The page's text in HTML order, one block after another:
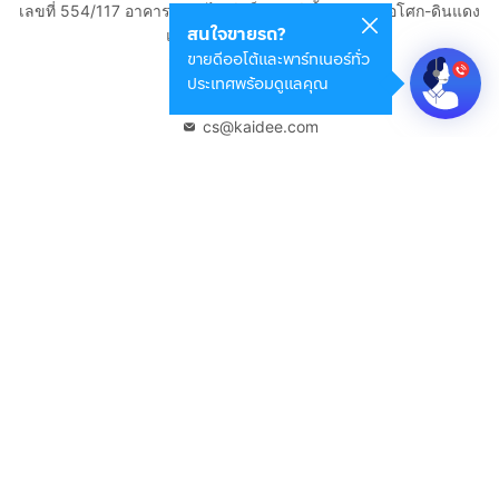
สนใจขายรถ?
ขายดีออโต้และพาร์ทเนอร์ทั่ว
ประเทศพร้อมดูแลคุณ
เลขที่ 554/117 อาคารสกายไนน์ เซ็นเตอร์ ชั้น 22 ถนนอโศก-ดินแดง
แขวงดินแดง เขตดินแดง
กรุงเทพมหานคร 10400
cs@kaidee.com